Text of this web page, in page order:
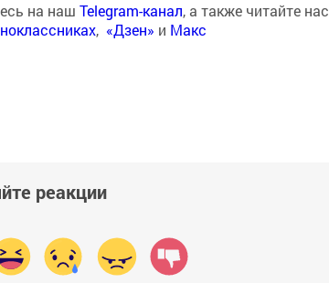
на наш Telegram-канал, а также читайте нас
, «Дзен» и Макс
реакции